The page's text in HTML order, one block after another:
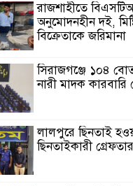
রাজশাহীতে
অনুমোদনহীন দই,
বিক্রেতাকে জরিমানা
সিরাজগঞ্জে ১০৪
নারী মাদক কারবারি
লালপুরে ছিনতাই
ছিনতাইকারী গ্রেফতার